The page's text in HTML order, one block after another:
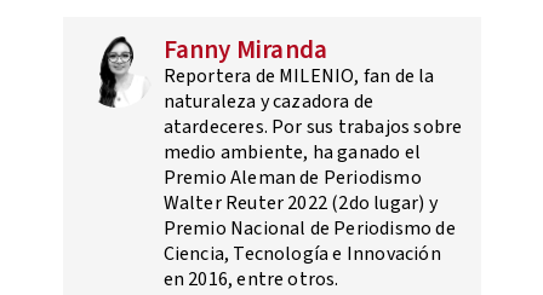
Fanny Miranda
Reportera de MILENIO, fan de la
naturaleza y cazadora de
atardeceres. Por sus trabajos sobre
medio ambiente, ha ganado el
Premio Aleman de Periodismo
Walter Reuter 2022 (2do lugar) y
Premio Nacional de Periodismo de
Ciencia, Tecnología e Innovación
en 2016, entre otros.